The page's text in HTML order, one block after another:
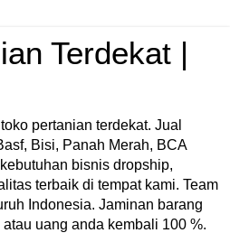
Terdekat |
pertanian terdekat. Jual
Bisi, Panah Merah, BCA
bisnis dropship,
terbaik di tempat kami. Team
Indonesia. Jaminan barang
uang anda kembali 100 %.